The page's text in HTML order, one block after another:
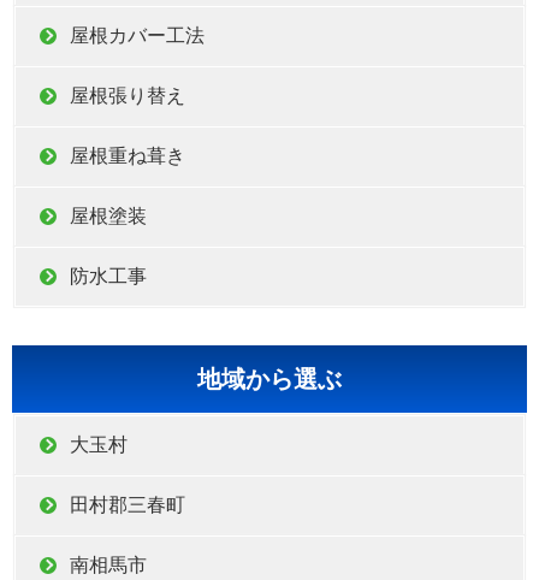
屋根カバー工法
屋根張り替え
屋根重ね葺き
屋根塗装
防水工事
地域から選ぶ
大玉村
田村郡三春町
南相馬市